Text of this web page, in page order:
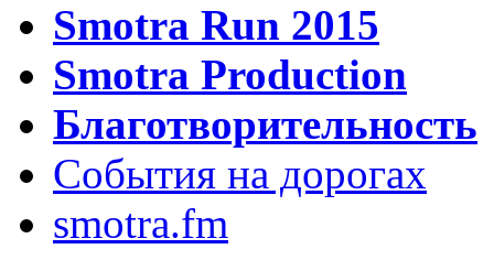
Smotra Run 2015
Smotra Production
Благотворительность
События на дорогах
smotra.fm